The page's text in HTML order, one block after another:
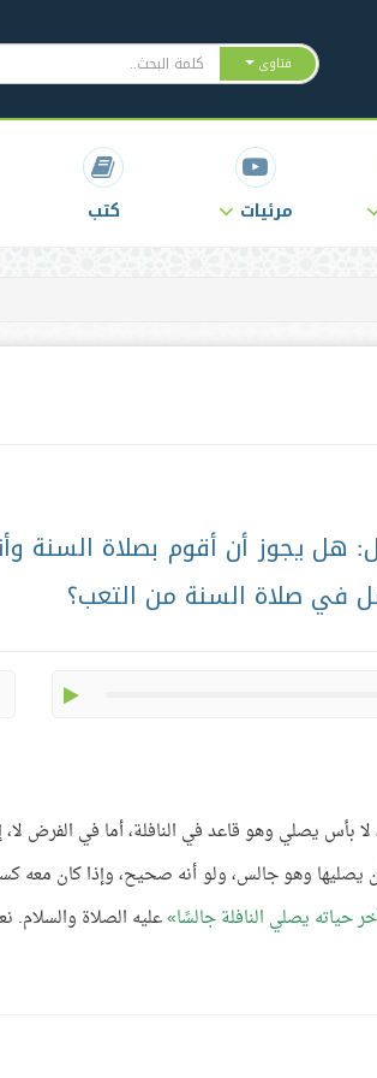
فتاوى
مرئيات كتب
يجوز أن أقوم بصلاة السنة
في صلاة السنة من التعب؟
بأس يصلي وهو قاعد في النافلة، أما في الفرض
يصليها وهو جالس، ولو أنه صحيح، وإذا كان معه
حياته يصلي النافلة جالسًا عليه الصلاة والسلام.